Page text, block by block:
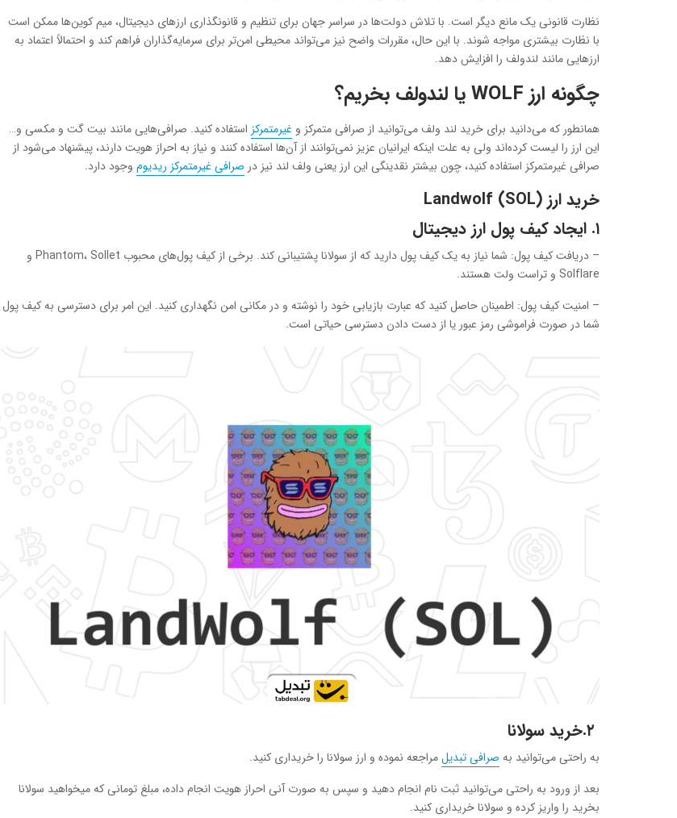
نظارت قانونی یک مانع دیگر است. با تلاش دولت‌ها در سراسر جهان برای تنظیم و قانونگذاری ارزهای دیجیتال، میم کوین‌ها ممکن است
با نظارت بیشتری مواجه شوند. با این حال، مقررات واضح نیز می‌تواند محیطی امن‌تر برای سرمایه‌گذاران فراهم کند و احتمالاً اعتماد به
ارزهایی مانند لندولف را افزایش دهد.
چگونه ارز WOLF یا لندولف بخریم؟
همانطور که می‌دانید برای خرید لند ولف می‌توانید از صرافی متمرکز و غیرمتمرکز استفاده کنید. صرافی‌هایی مانند بیت گت و مکسی و…
این ارز را لیست کرده‌اند ولی به علت اینکه ایرانیان عزیز نمی‌توانند از ‌آن‌ها استفاده کنند و نیاز به احراز هویت دارند، پیشنهاد می‌شود از
صرافی غیرمتمرکز استفاده کنید، چون بیشتر نقدینگی این ارز یعنی ولف لند نیز در صرافی غیرمتمرکز ریدیوم وجود دارد.
خرید ارز Landwolf (SOL)
۱. ایجاد کیف پول ارز دیجیتال
– دریافت کیف پول: شما نیاز به یک کیف پول دارید که از سولانا پشتیبانی کند. برخی از کیف پول‌های محبوب Phantom، Sollet و
Solflare و تراست ولت هستند.
– امنیت کیف پول: اطمینان حاصل کنید که عبارت بازیابی خود را نوشته و در مکانی امن نگهداری کنید. این امر برای دسترسی به کیف پول
شما در صورت فراموشی رمز عبور یا از دست دادن دسترسی حیاتی است.
به راحتی می‌توانید به صرافی تبدیلمراجعه نموده و ارز سولانا را خریداری کنید.
بعد از ورود به راحتی می‌توانید ثبت نام انجام دهید و سپس به صورت آنی احراز هویت انجام داده، مبلغ تومانی که میخواهید سولانا
بخرید را واریز کرده و سولانا خریداری کنید.